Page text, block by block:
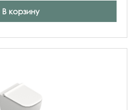
В корзину